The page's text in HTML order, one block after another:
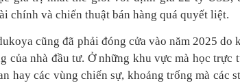
chính và chiến thuật bán hàng quá quyết liệt.
cũng đã phải đóng cửa vào năm 2025
của nhà đầu tư. Ở những khu vực mà học trực
hay các vùng chiến sự, khoảng trống mà các